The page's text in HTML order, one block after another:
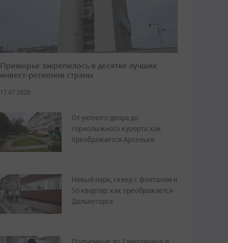
Приморье закрепилось в десятке лучших
инвест-регионов страны
17.07.2026
От уютного двора до
горнолыжного курорта: как
преображается Арсеньев
Новый парк, сквер с фонтаном и
50 квартир: как преображается
Дальнегорск